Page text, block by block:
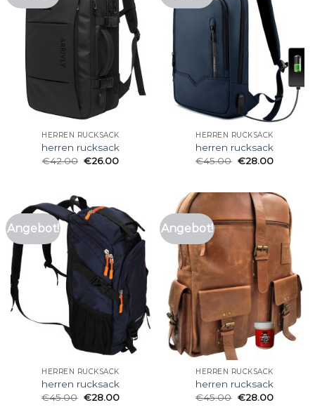
HERREN RUCKSACK
herren rucksack
€42.00 €26.00
HERREN RUCKSACK
herren rucksack
€45.00 €28.00
Angebot!
HERREN RUCKSACK
herren rucksack
€45.00 €28.00
Angebot!
HERREN RUCKSACK
herren rucksack
€45.00 €28.00